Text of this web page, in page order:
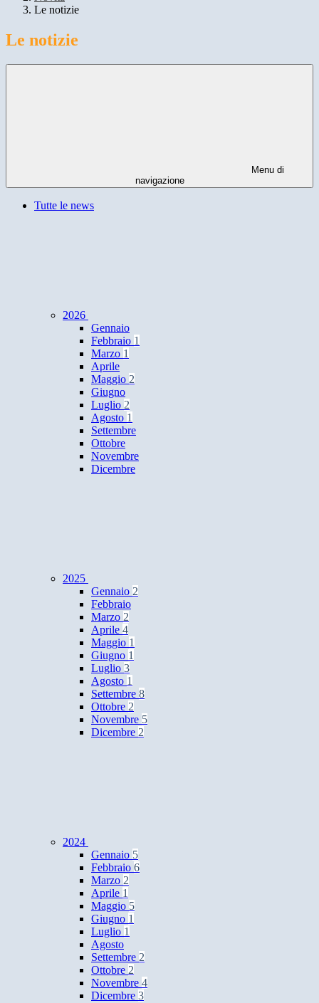
Le notizie
Le notizie
Menu di
navigazione
Tutte le news
2026
Gennaio
Febbraio 1
Marzo 1
Aprile
Maggio 2
Giugno
Luglio 2
Agosto 1
Settembre
Ottobre
Novembre
Dicembre
2025
Gennaio 2
Febbraio
Marzo 2
Aprile 4
Maggio 1
Giugno 1
Luglio 3
Agosto 1
Settembre 8
Ottobre 2
Novembre 5
Dicembre 2
2024
Gennaio 5
Febbraio 6
Marzo 2
Aprile 1
Maggio 5
Giugno 1
Luglio 1
Agosto
Settembre 2
Ottobre 2
Novembre 4
Dicembre 3